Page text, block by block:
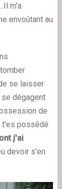
Il m'a
envoûtant au
se laisser
dégagent
de
t'es possédé
j'ai
devoir s'en